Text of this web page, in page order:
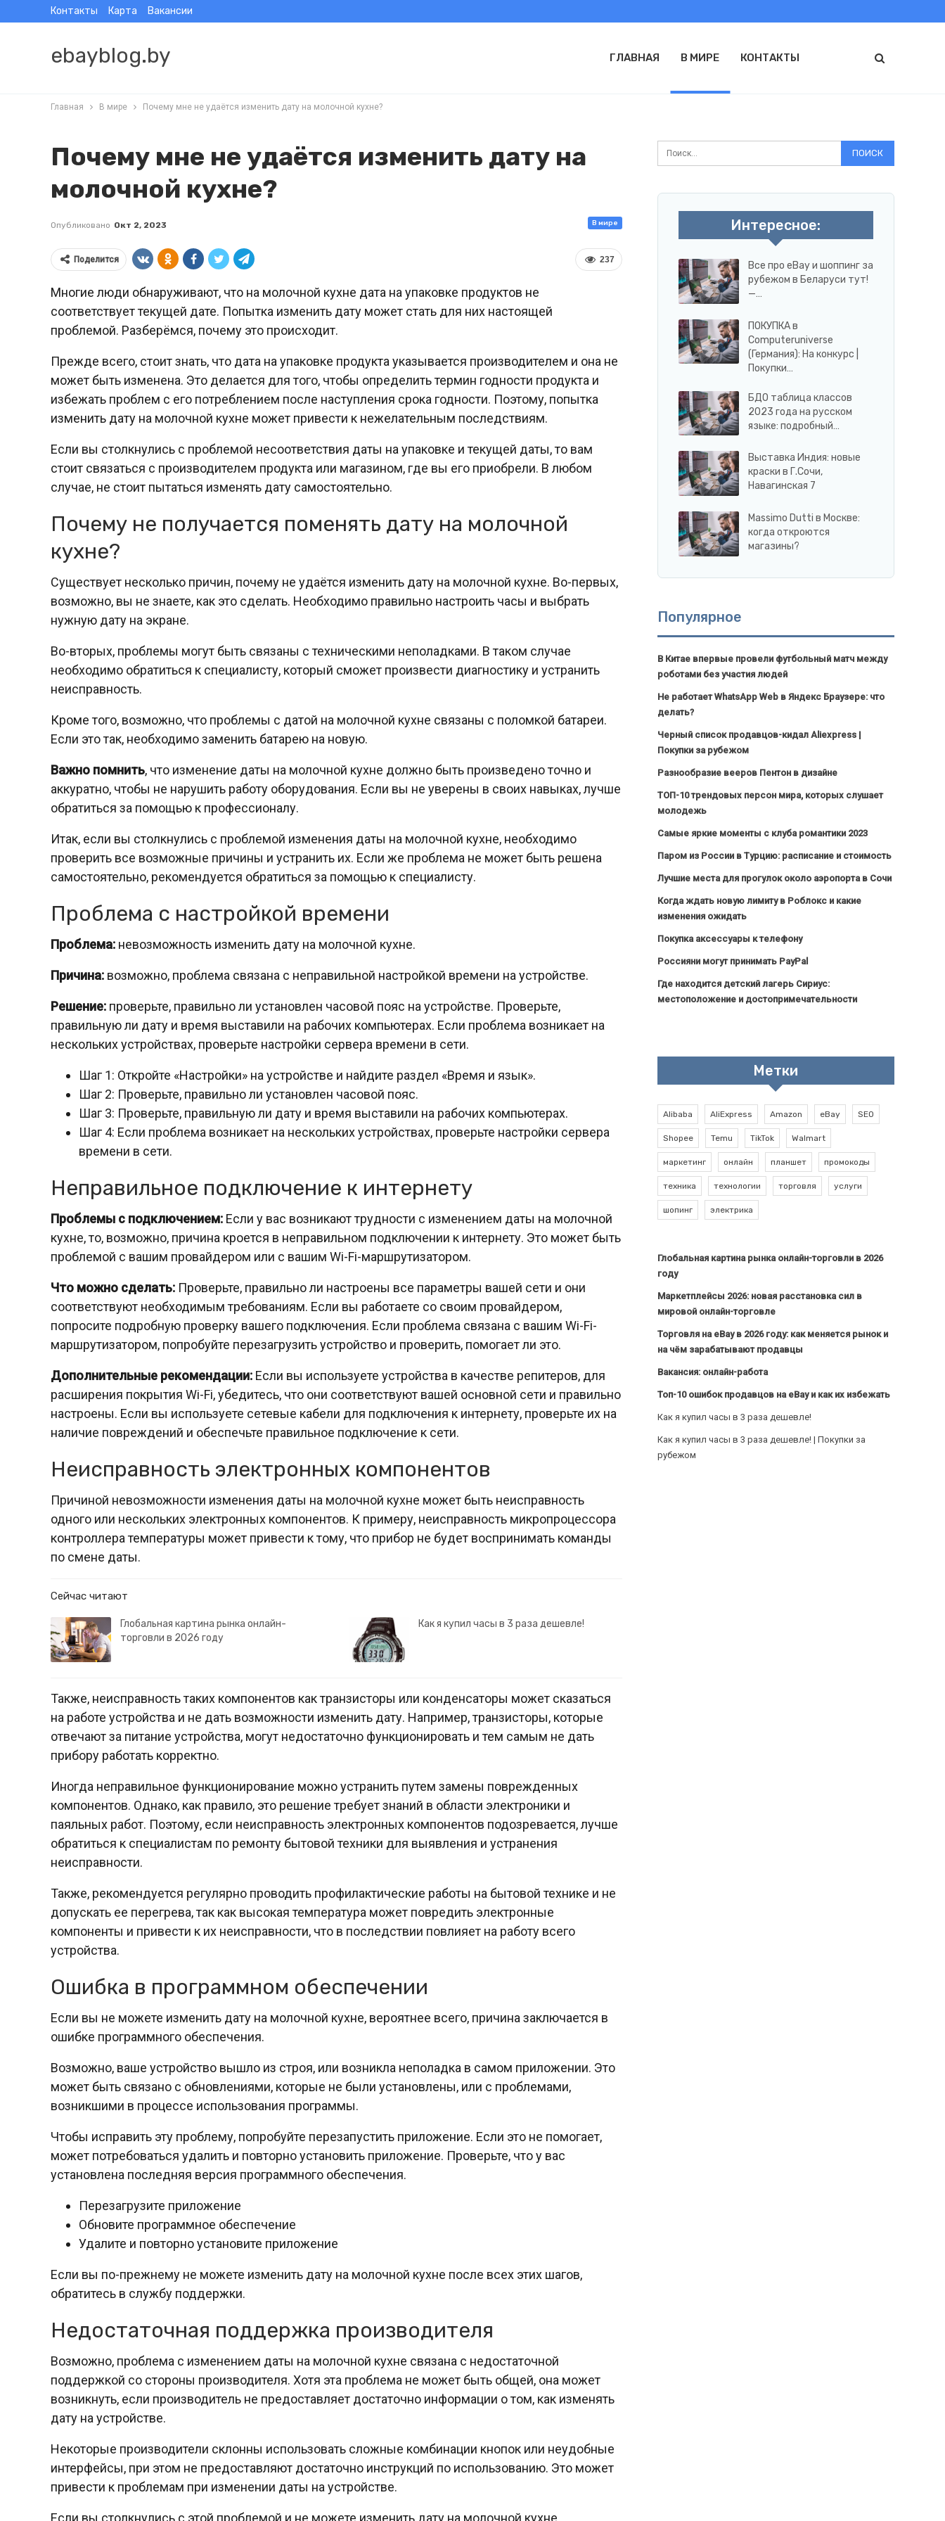
Контакты Карта Вакансии
ebayblog.by ГЛАВНАЯ В МИРЕ КОНТАКТЫ
Главная В мире Почему мне не удаётся изменить дату на молочной кухне?
Почему мне не удаётся изменить дату на
молочной кухне?
В мире
Опубликовано Окт 2, 2023
237
Поделится
Многие люди обнаруживают, что на молочной кухне дата на упаковке продуктов не
соответствует текущей дате. Попытка изменить дату может стать для них настоящей
проблемой. Разберёмся, почему это происходит.
Прежде всего, стоит знать, что дата на упаковке продукта указывается производителем и она не
может быть изменена. Это делается для того, чтобы определить термин годности продукта и
избежать проблем с его потреблением после наступления срока годности. Поэтому, попытка
изменить дату на молочной кухне может привести к нежелательным последствиям.
Если вы столкнулись с проблемой несоответствия даты на упаковке и текущей даты, то вам
стоит связаться с производителем продукта или магазином, где вы его приобрели. В любом
случае, не стоит пытаться изменять дату самостоятельно.
Почему не получается поменять дату на молочной
кухне?
Существует несколько причин, почему не удаётся изменить дату на молочной кухне. Во-первых,
возможно, вы не знаете, как это сделать. Необходимо правильно настроить часы и выбрать
нужную дату на экране.
Во-вторых, проблемы могут быть связаны с техническими неполадками. В таком случае
необходимо обратиться к специалисту, который сможет произвести диагностику и устранить
неисправность.
Кроме того, возможно, что проблемы с датой на молочной кухне связаны с поломкой батареи.
Если это так, необходимо заменить батарею на новую.
Важно помнить, что изменение даты на молочной кухне должно быть произведено точно и
аккуратно, чтобы не нарушить работу оборудования. Если вы не уверены в своих навыках, лучше
обратиться за помощью к профессионалу.
Итак, если вы столкнулись с проблемой изменения даты на молочной кухне, необходимо
проверить все возможные причины и устранить их. Если же проблема не может быть решена
самостоятельно, рекомендуется обратиться за помощью к специалисту.
Проблема с настройкой времени
Проблема: невозможность изменить дату на молочной кухне.
Причина: возможно, проблема связана с неправильной настройкой времени на устройстве.
Решение: проверьте, правильно ли установлен часовой пояс на устройстве. Проверьте,
правильную ли дату и время выставили на рабочих компьютерах. Если проблема возникает на
нескольких устройствах, проверьте настройки сервера времени в сети.
Шаг 1: Откройте «Настройки» на устройстве и найдите раздел «Время и язык».
Шаг 2: Проверьте, правильно ли установлен часовой пояс.
Шаг 3: Проверьте, правильную ли дату и время выставили на рабочих компьютерах.
Шаг 4: Если проблема возникает на нескольких устройствах, проверьте настройки сервера
времени в сети.
Неправильное подключение к интернету
Проблемы с подключением: Если у вас возникают трудности с изменением даты на молочной
кухне, то, возможно, причина кроется в неправильном подключении к интернету. Это может быть
проблемой с вашим провайдером или с вашим Wi-Fi-маршрутизатором.
Что можно сделать: Проверьте, правильно ли настроены все параметры вашей сети и они
соответствуют необходимым требованиям. Если вы работаете со своим провайдером,
попросите подробную проверку вашего подключения. Если проблема связана с вашим Wi-Fi-
маршрутизатором, попробуйте перезагрузить устройство и проверить, помогает ли это.
Дополнительные рекомендации: Если вы используете устройства в качестве репитеров, для
расширения покрытия Wi-Fi, убедитесь, что они соответствуют вашей основной сети и правильно
настроены. Если вы используете сетевые кабели для подключения к интернету, проверьте их на
наличие повреждений и обеспечьте правильное подключение к сети.
Неисправность электронных компонентов
Причиной невозможности изменения даты на молочной кухне может быть неисправность
одного или нескольких электронных компонентов. К примеру, неисправность микропроцессора
контроллера температуры может привести к тому, что прибор не будет воспринимать команды
по смене даты.
Сейчас читают
Глобальная картина рынка онлайн-
торговли в 2026 году
Как я купил часы в 3 раза дешевле!
Также, неисправность таких компонентов как транзисторы или конденсаторы может сказаться
на работе устройства и не дать возможности изменить дату. Например, транзисторы, которые
отвечают за питание устройства, могут недостаточно функционировать и тем самым не дать
прибору работать корректно.
Иногда неправильное функционирование можно устранить путем замены поврежденных
компонентов. Однако, как правило, это решение требует знаний в области электроники и
паяльных работ. Поэтому, если неисправность электронных компонентов подозревается, лучше
обратиться к специалистам по ремонту бытовой техники для выявления и устранения
неисправности.
Также, рекомендуется регулярно проводить профилактические работы на бытовой технике и не
допускать ее перегрева, так как высокая температура может повредить электронные
компоненты и привести к их неисправности, что в последствии повлияет на работу всего
устройства.
Ошибка в программном обеспечении
Если вы не можете изменить дату на молочной кухне, вероятнее всего, причина заключается в
ошибке программного обеспечения.
Возможно, ваше устройство вышло из строя, или возникла неполадка в самом приложении. Это
может быть связано с обновлениями, которые не были установлены, или с проблемами,
возникшими в процессе использования программы.
Чтобы исправить эту проблему, попробуйте перезапустить приложение. Если это не помогает,
может потребоваться удалить и повторно установить приложение. Проверьте, что у вас
установлена последняя версия программного обеспечения.
Перезагрузите приложение
Обновите программное обеспечение
Удалите и повторно установите приложение
Если вы по-прежнему не можете изменить дату на молочной кухне после всех этих шагов,
обратитесь в службу поддержки.
Недостаточная поддержка производителя
Возможно, проблема с изменением даты на молочной кухне связана с недостаточной
поддержкой со стороны производителя. Хотя эта проблема не может быть общей, она может
возникнуть, если производитель не предоставляет достаточно информации о том, как изменять
дату на устройстве.
Некоторые производители склонны использовать сложные комбинации кнопок или неудобные
интерфейсы, при этом не предоставляют достаточно инструкций по использованию. Это может
привести к проблемам при изменении даты на устройстве.
Если вы столкнулись с этой проблемой и не можете изменить дату на молочной кухне,
Интересное:
Все про eBay и шоппинг за
рубежом в Беларуси тут!
—…
ПОКУПКА в
Сomputeruniverse
(Германия): На конкурс |
Покупки…
БДО таблица классов
2023 года на русском
языке: подробный…
Выставка Индия: новые
краски в Г.Сочи,
Навагинская 7
Massimo Dutti в Москве:
когда откроются
магазины?
Популярное
В Китае впервые провели футбольный матч между
роботами без участия людей
Не работает WhatsApp Web в Яндекс Браузере: что
делать?
Черный список продавцов-кидал Aliexpress |
Покупки за рубежом
Разнообразие вееров Пентон в дизайне
ТОП-10 трендовых персон мира, которых слушает
молодежь
Самые яркие моменты с клуба романтики 2023
Паром из России в Турцию: расписание и стоимость
Лучшие места для прогулок около аэропорта в Сочи
Когда ждать новую лимиту в Роблокс и какие
изменения ожидать
Покупка аксессуары к телефону
Россияни могут принимать PayPal
Где находится детский лагерь Сириус:
местоположение и достопримечательности
Метки
Alibaba AliExpress Amazon eBay SEO
Shopee Temu TikTok Walmart
маркетинг онлайн планшет промокоды
техника технологии торговля услуги
шопинг электрика
Глобальная картина рынка онлайн-торговли в 2026
году
Маркетплейсы 2026: новая расстановка сил в
мировой онлайн-торговле
Торговля на eBay в 2026 году: как меняется рынок и
на чём зарабатывают продавцы
Вакансия: онлайн-работа
Топ-10 ошибок продавцов на eBay и как их избежать
Как я купил часы в 3 раза дешевле!
Как я купил часы в 3 раза дешевле! | Покупки за
рубежом